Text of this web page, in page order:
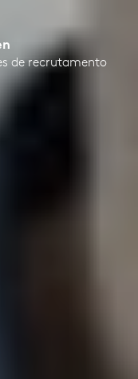
de recrutamento